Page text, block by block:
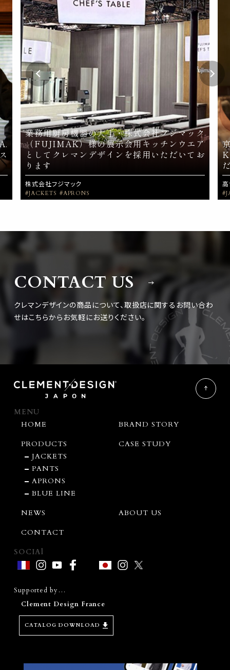
業務用厨房機器の大手・株式会社フジマック
（FUJIMAK）様の展示会用キッチンウエア
としてクレマンデザインを採用いただいてお
ります
株式会社フジマック
#JACKETS #APRONS
CONTACT US
クレマンデザインの商品について、取扱店に関するお問い合わ
せはこちらからお気軽にお送りください。
MENU
HOME
BRAND STORY
PRODUCTS
JACKETS
PANTS
APRONS
BLUE LINE
CASE STUDY
NEWS
ABOUT US
CONTACT
SOCIAl
Supported by…
Clement Design France
CATALOG DOWNLOAD